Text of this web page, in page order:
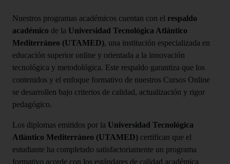
Nuestros programas académicos cuentan con el respaldo
académico de la Universidad Tecnológica Atlántico
Mediterráneo (UTAMED), una institución especializada en
educación superior online y orientada a la innovación
tecnológica y metodológica. Este respaldo garantiza que los
contenidos y el enfoque formativo de nuestros Cursos Online
se desarrollen bajo criterios de calidad, actualización y rigor
pedagógico.
Los diplomas emitidos por la Universidad Tecnológica
Atlántico Mediterráneo (UTAMED) certifican que el
estudiante ha completado satisfactoriamente un programa
formativo acorde con los estándares de calidad académica